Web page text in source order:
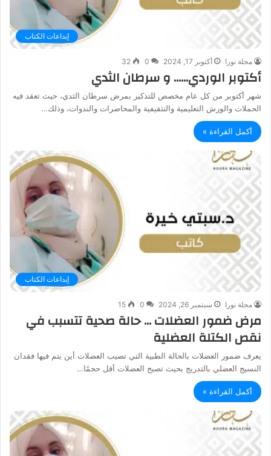
إبداعات الكتاب
مجلة نورا أكتوبر 17, 2024 0
32
أكتوبر الوردي…… و سرطان الثدي
شهر أكتوبر من كل عام مخصص للتذكير بمرض سرطان الثدي، حيث تعقد فيه
الحملات والورش التعليمية والتثقيفية والمحاضرات والندوات، وذلك…
أكمل القراءة »
إبداعات الكتاب
مجلة نورا سبتمبر 26, 2024 0
15
مرض ضمور العضلات … حالة صحية تتسبب في
نقص الكتلة العضلية
يعرف ضمور العضلات بالحالة الطبية التي تصيب العضلات أين يتم فيها فقدان
النسيج العضلي بالتدريج بحيث تصبح العضلات أقل حجمًا…
أكمل القراءة »